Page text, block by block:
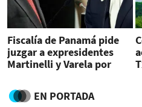
Fiscalía de Panamá pide
juzgar a expresidentes
Martinelli y Varela por
EN PORTADA